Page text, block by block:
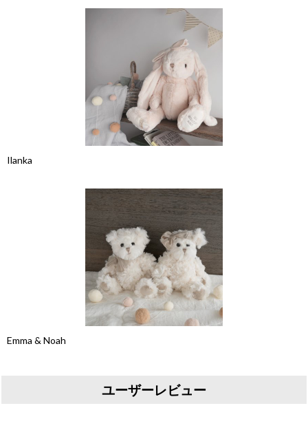
Ilanka
Emma & Noah
ユーザーレビュー